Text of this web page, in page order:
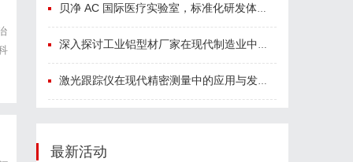
贝净 AC 国际医疗实验室，标准化研发体系全解析
深入探讨工业铝型材厂家在现代制造业中的重要角色与发展趋势
激光跟踪仪在现代精密测量中的应用与发展趋势
最新活动